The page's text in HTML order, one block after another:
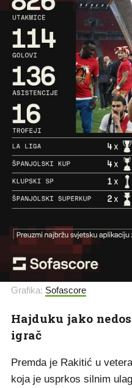
Grafika: Sofascore
Hajduku jako
igrač
Premda je Rakitić u
koja je usprkos silnim